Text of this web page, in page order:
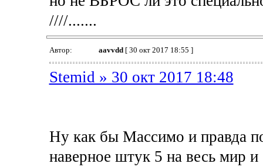
////.......
Автор: aavvdd[ 30 окт 2017 18:55 ]
Stemid » 30 окт 2017 18:48
Ну как бы Массимо и правда
наверное штук 5 на весь мир